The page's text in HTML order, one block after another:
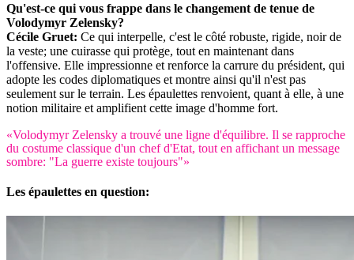
Qu'est-ce qui vous frappe dans le changement de tenue de
Volodymyr Zelensky?
Cécile Gruet: Ce qui interpelle, c'est le côté robuste, rigide, noir de
la veste; une cuirasse qui protège, tout en maintenant dans
l'offensive. Elle impressionne et renforce la carrure du président, qui
adopte les codes diplomatiques et montre ainsi qu'il n'est pas
seulement sur le terrain. Les épaulettes renvoient, quant à elle, à une
notion militaire et amplifient cette image d'homme fort.
«Volodymyr Zelensky a trouvé une ligne d'équilibre. Il se rapproche
du costume classique d'un chef d'Etat, tout en affichant un message
sombre: "La guerre existe toujours"»
Les épaulettes en question: